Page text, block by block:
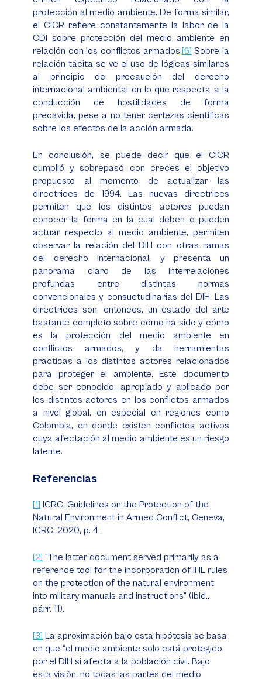
protección al medio ambiente. De forma similar,
el CICR refiere constantemente la labor de la
CDI sobre protección del medio ambiente en
relación con los conflictos armados.[6] Sobre la
relación tácita se ve el uso de lógicas similares
al principio de precaución del derecho
internacional ambiental en lo que respecta a la
conducción de hostilidades de forma
precavida, pese a no tener certezas científicas
sobre los efectos de la acción armada.
En conclusión, se puede decir que el CICR
cumplió y sobrepasó con creces el objetivo
propuesto al momento de actualizar las
directrices de 1994. Las nuevas directrices
permiten que los distintos actores puedan
conocer la forma en la cual deben o pueden
actuar respecto al medio ambiente, permiten
observar la relación del DIH con otras ramas
del derecho internacional, y presenta un
panorama claro de las interrelaciones
profundas entre distintas normas
convencionales y consuetudinarias del DIH. Las
directrices son, entonces, un estado del arte
bastante completo sobre cómo ha sido y cómo
es la protección del medio ambiente en
conflictos armados, y da herramientas
prácticas a los distintos actores relacionados
para proteger el ambiente. Este documento
debe ser conocido, apropiado y aplicado por
los distintos actores en los conflictos armados
a nivel global, en especial en regiones como
Colombia, en donde existen conflictos activos
cuya afectación al medio ambiente es un riesgo
latente.
Referencias
[1] ICRC, Guidelines on the Protection of the
Natural Environment in Armed Conflict, Geneva,
ICRC, 2020, p. 4.
[2] “The latter document served primarily as a
reference tool for the incorporation of IHL rules
on the protection of the natural environment
into military manuals and instructions” (ibid.,
párr. 11).
[3] La aproximación bajo esta hipótesis se basa
en que “el medio ambiente solo está protegido
por el DIH si afecta a la población civil. Bajo
esta visión, no todas las partes del medio